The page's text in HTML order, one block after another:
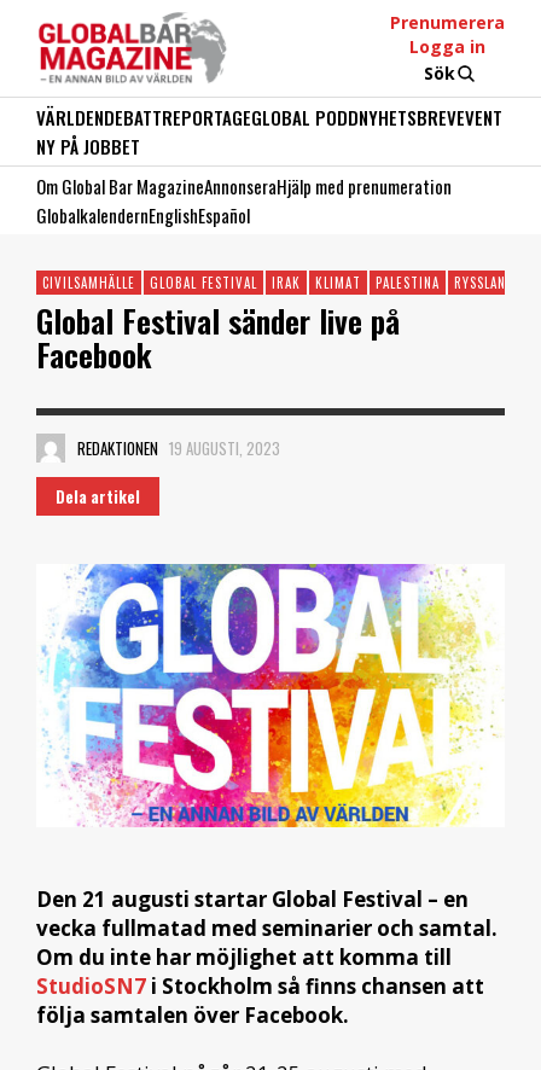
Prenumerera
Logga in
Sök
VÄRLDENDEBATTREPORTAGEGLOBAL PODDNYHETSBREVEVENT
NY PÅ JOBBET
Om Global Bar MagazineAnnonseraHjälp med prenumeration
GlobalkalendernEnglishEspañol
CIVILSAMHÄLLE GLOBAL FESTIVAL IRAK KLIMAT PALESTINA RYSSLAND
Global Festival sänder live på
Facebook
REDAKTIONEN 19 AUGUSTI, 2023
Dela artikel
Den 21 augusti startar Global Festival – en
vecka fullmatad med seminarier och samtal.
Om du inte har möjlighet att komma till
StudioSN7 i Stockholm så finns chansen att
följa samtalen över Facebook.